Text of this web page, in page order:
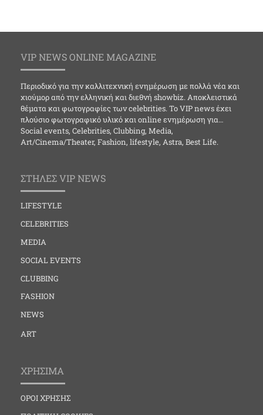
VIP NEWS ONLINE MAGAZINE
Περιοδικό για την καλλιτεχνική ενημέρωση με πολλά νέα και
χιούμορ από την ελληνική και διεθνή showbiz. Αποκλειστικά
θέματα και φωτογραφίες των celebrities. Το VIP news έχει
πλούσιο φωτογραφικό υλικό και online ενημέρωση για…
Social events, Celebrities, Clubbing, Media,
Art/Cinema/Theater, Fashion, lifestyle, Astra, Best Life.
ΣΤΗΛΕΣ VIP NEWS
LIFESTYLE
CELEBRITIES
MEDIA
SOCIAL EVENTS
CLUBBING
FASHION
NEWS
ART
ΧΡΗΣΙΜΑ
ΟΡΟΙ ΧΡΗΣΗΣ